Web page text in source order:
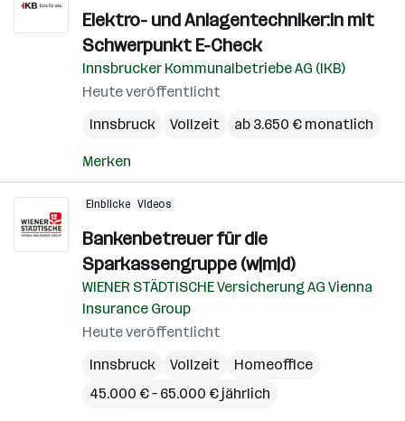
Elektro- und Anlagentechniker:in mit
Schwerpunkt E-Check
Innsbrucker Kommunalbetriebe AG (IKB)
Heute veröffentlicht
Innsbruck
Vollzeit ab 3.650 € monatlich
Merken
Einblicke Videos
Bankenbetreuer für die
Sparkassengruppe (w|m|d)
WIENER STÄDTISCHE Versicherung AG Vienna
Insurance Group
Heute veröffentlicht
Innsbruck
Vollzeit
Homeoffice
45.000 € – 65.000 € jährlich